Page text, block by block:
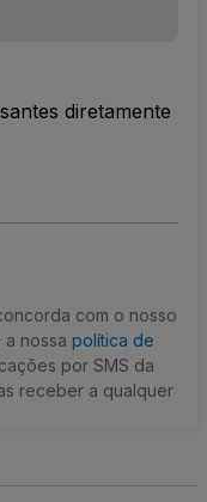
diretamente
com o nosso
nossa política de
por SMS da
receber a qualquer